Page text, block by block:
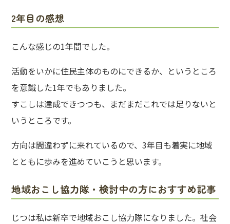
2年目の感想
こんな感じの1年間でした。
活動をいかに住民主体のものにできるか、というところ
を意識した1年でもありました。
すこしは達成できつつも、まだまだこれでは足りないと
いうところです。
方向は間違わずに来れているので、3年目も着実に地域
とともに歩みを進めていこうと思います。
地域おこし協力隊・検討中の方におすすめ記事
じつは私は新卒で地域おこし協力隊になりました。社会